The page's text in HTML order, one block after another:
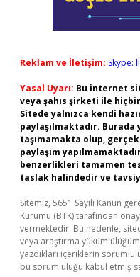
Reklam ve İletişim: Skype:
Yasal Uyarı: Bu internet
veya şahıs şirketi ile
Sitede yalnızca kendi
paylaşılmaktadır.
taşımamakta olup,
paylaşım
benzerlikleri tamamen
taslak halindedir ve
Sitemiz, 5651 Sayılı Kanun
Kurumu (BTK) tarafından
vermektedir. Bu nedenle,
veya araştırma
yazdıkları içeriklerin
bu sorumluluğu kabul etmiş